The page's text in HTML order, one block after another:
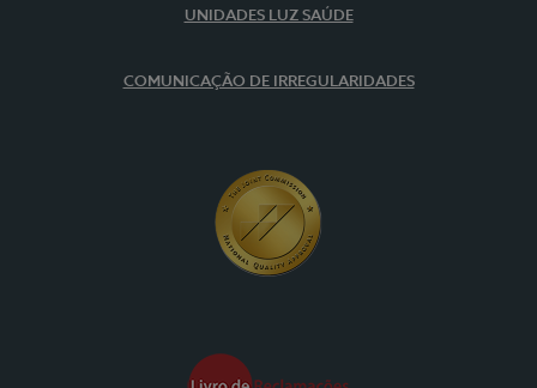
UNIDADES LUZ SAÚDE
COMUNICAÇÃO DE IRREGULARIDADES